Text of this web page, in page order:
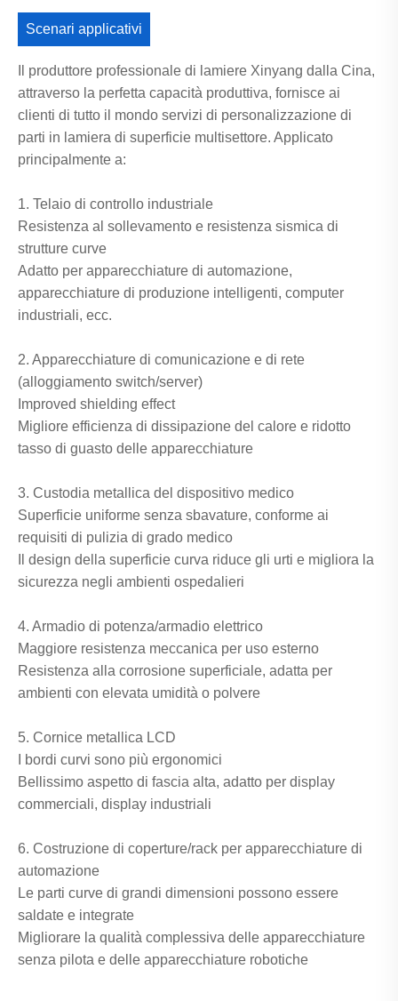
Scenari applicativi
Il produttore professionale di lamiere Xinyang dalla Cina,
attraverso la perfetta capacità produttiva, fornisce ai
clienti di tutto il mondo servizi di personalizzazione di
parti in lamiera di superficie multisettore. Applicato
principalmente a:
1. Telaio di controllo industriale
Resistenza al sollevamento e resistenza sismica di
strutture curve
Adatto per apparecchiature di automazione,
apparecchiature di produzione intelligenti, computer
industriali, ecc.
2. Apparecchiature di comunicazione e di rete
(alloggiamento switch/server)
Improved shielding effect
Migliore efficienza di dissipazione del calore e ridotto
tasso di guasto delle apparecchiature
3. Custodia metallica del dispositivo medico
Superficie uniforme senza sbavature, conforme ai
requisiti di pulizia di grado medico
Il design della superficie curva riduce gli urti e migliora la
sicurezza negli ambienti ospedalieri
4. Armadio di potenza/armadio elettrico
Maggiore resistenza meccanica per uso esterno
Resistenza alla corrosione superficiale, adatta per
ambienti con elevata umidità o polvere
5. Cornice metallica LCD
I bordi curvi sono più ergonomici
Bellissimo aspetto di fascia alta, adatto per display
commerciali, display industriali
6. Costruzione di coperture/rack per apparecchiature di
automazione
Le parti curve di grandi dimensioni possono essere
saldate e integrate
Migliorare la qualità complessiva delle apparecchiature
senza pilota e delle apparecchiature robotiche